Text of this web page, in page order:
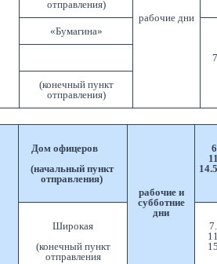
рабочие дни
отправления)
«Бумагина»
(конечный пункт
отправления)
Дом офицеров
(начальный пункт
отправления)
рабочие и
субботние
дни
Широкая
(конечный пункт
отправления